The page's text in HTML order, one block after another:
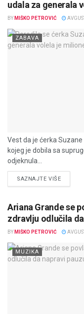
udala za generala
BY MIŠKO PETROVIĆ
ZABAVA
Vest da je ćerka
kojeg je dobila sa
odjeknula...
SAZNAJTE VIŠEDETAILS
Ariana Grande se
zdravlju odlučila
BY MIŠKO PETROVIĆ
MUZIKA